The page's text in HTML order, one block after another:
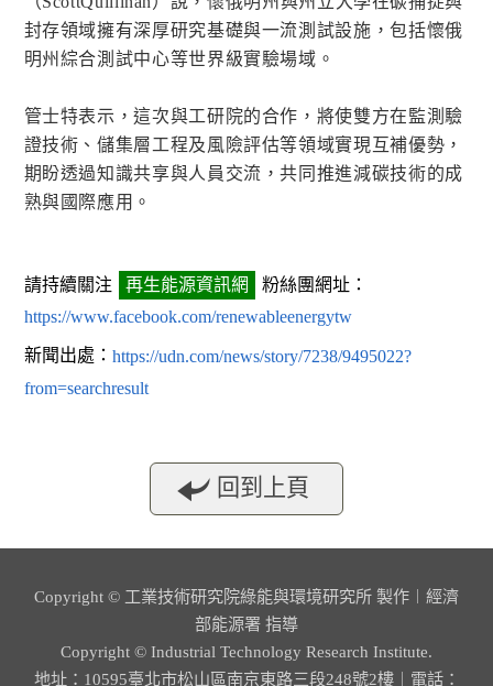
封存領域擁有深厚研究基礎與一流測試設施，包括懷俄
明州綜合測試中心等世界級實驗場域。
管士特表示，這次與工研院的合作，將使雙方在監測驗
證技術、儲集層工程及風險評估等領域實現互補優勢，
期盼透過知識共享與人員交流，共同推進減碳技術的成
熟與國際應用。
請持續關注 再生能源資訊網
粉絲團網址：
https://www.facebook.com/renewableenergytw
新聞出處： https://udn.com/news/story/7238/9495022?
from=searchresult
回到上頁
Copyright © 工業技術研究院綠能與環境研究所 製作︱經濟
部能源署 指導
Copyright © Industrial Technology Research Institute.
地址：10595臺北市松山區南京東路三段248號2樓︱電話：